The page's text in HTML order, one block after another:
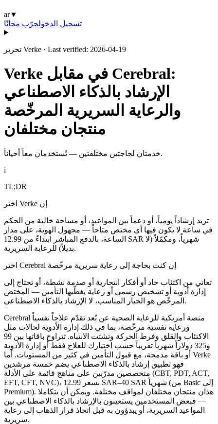
ar▼
تسجيل الدخولجرّب مجانًا
تحرير Verke · Last verified: 2026-04-19
Verke في مقابل Cerebral:
الإرشاد بالذكاء الاصطناعي
والرعاية السريرية المرخّصة
منتجان مختلفان
خدمتان لحاجتين مختلفتين — تُستخدمان معاً أحياناً.
i
TL;DR
اختر Verke إن
تريد إرشاداً يومياً، أو دعماً بين المواعيد، أو مساحة خالية من الحكم
في ساعة لا يكون فيها أي مختص متاحاً — مجهول الهوية، على مدار
الساعة، بالدفع المباشر ابتداءً من 12.99 SAR شهرياً، ومكمّلاً (لا
بديلاً) للرعاية السريرية.
اختر Cerebral إن كنت بحاجة إلى رعاية سريرية مرخّصة
تعاني من اكتئاب حاد أو أفكار انتحارية أو صدمة نشطة، أو تحتاج إلى
إدارة أدوية أو تشخيص رسمي أو رعاية يغطّيها التأمين — المختص
المرخّص هو الخيار المناسب، لا الإرشاد بالذكاء الاصطناعي.
Cerebral منصة أمريكية للرعاية الصحية عن بُعد تقدّم علاجاً نفسياً
ورعاية نفسية مرخّصة، بما في ذلك إدارة الأدوية لحالات مثل
الاكتئاب والقلق وفرط الحركة وتشتت الانتباه. تتراوح باقاتها بين 99
و325 دولاراً شهرياً تقريباً حسب اختيارك للعلاج فقط أو إدارة الأدوية
أو باقة مدمجة، مع قبول التأمين في كثير من المستويات. أما Verke
فهو تطبيق إرشاد بالذكاء الاصطناعي يضم خمسة مرشدين
متخصصين مدرّبين على مناهج قائمة على الأدلة (CBT, PDT, ACT,
EFT, CFT, NVC)، بسعر 12.99 SAR–40 SAR شهرياً (من Basic إلى
Premium). هذان منتجان مختلفان لمواقف مختلفة. ويمكن أن يتكاملا
— فبعض المستخدمين يستعينون بالإرشاد بالذكاء الاصطناعي بين
المواعيد السريرية، أو يبدؤون به قبل اتخاذ قرار الذهاب إلى رعاية
سريرية.